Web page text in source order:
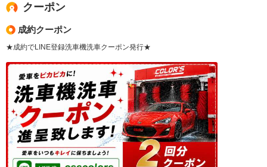
クーポン
成約クーポン
★成約でLINE登録洗車機洗車クーポン発行★